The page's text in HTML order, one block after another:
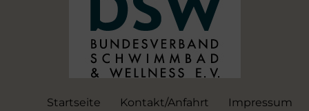
Startseite Kontakt/Anfahrt
Impressum